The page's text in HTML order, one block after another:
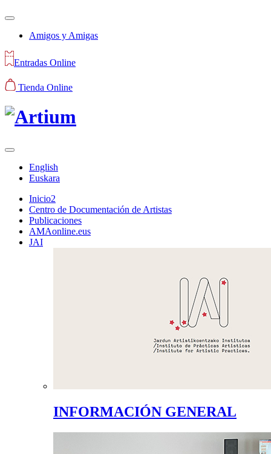
Amigos y Amigas
Entradas Online
Tienda Online
English
Euskara
Inicio2
Centro de Documentación de Artistas
Publicaciones
AMAonline.eus
JAI
INFORMACIÓN GENERAL